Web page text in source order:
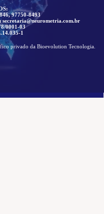
97750-8493
0001-03
1
privado da Bioevolution Tecnologia.